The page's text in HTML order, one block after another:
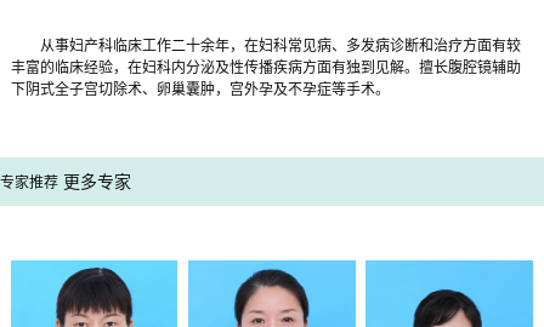
从事妇产科临床工作二十余年，在妇科常见病、多发病诊断和治疗方面有较
丰富的临床经验，在妇科内分泌及性传播疾病方面有独到见解。擅长腹腔镜辅助
下阴式全子宫切除术、卵巢囊肿，宫外孕及不孕症等手术。
专家推荐 更多专家